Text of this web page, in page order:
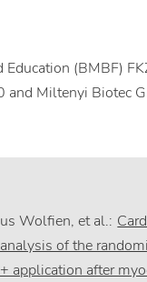
Education (BMBF)
Miltenyi Biotec
Wolfien, et al.:
of the
application after